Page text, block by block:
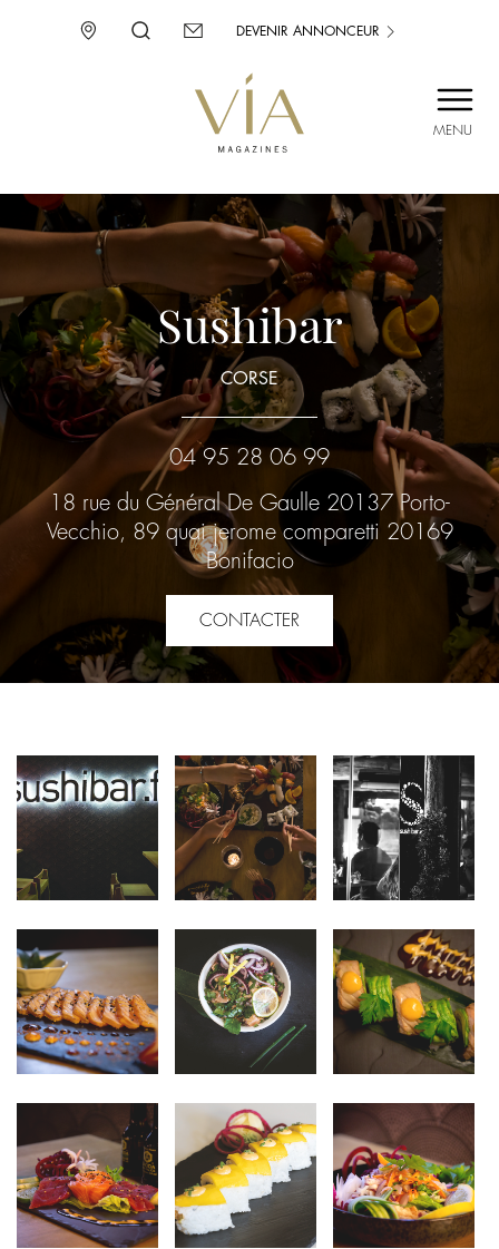
MENU
CORSE
ENVIE D’AILLEURS
DEVENIR ANNONCEUR
Sushibar
CORSE
04 95 28 06 99
18 rue du Général De Gaulle 20137 Porto-
Vecchio, 89 quai jerome comparetti 20169
Bonifacio
CONTACTER